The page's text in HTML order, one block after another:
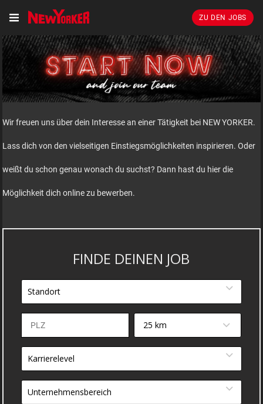
ZU DEN JOBS
Wir freuen uns über dein Interesse an einer Tätigkeit bei NEW YORKER.
Lass dich von den vielseitigen Einstiegsmöglichkeiten inspirieren. Oder
weißt du schon genau wonach du suchst? Dann hast du hier die
Möglichkeit dich online zu bewerben.
FINDE DEINEN JOB
Standort
25 km
Karrierelevel
Unternehmensbereich